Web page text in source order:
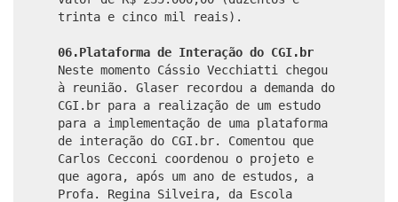
trinta e cinco mil reais).
06.Plataforma de Interação do CGI.br
Neste momento Cássio Vecchiatti chegou
à reunião. Glaser recordou a demanda do
CGI.br para a realização de um estudo
para a implementação de uma plataforma
de interação do CGI.br. Comentou que
Carlos Cecconi coordenou o projeto e
que agora, após um ano de estudos, a
Profa. Regina Silveira, da Escola